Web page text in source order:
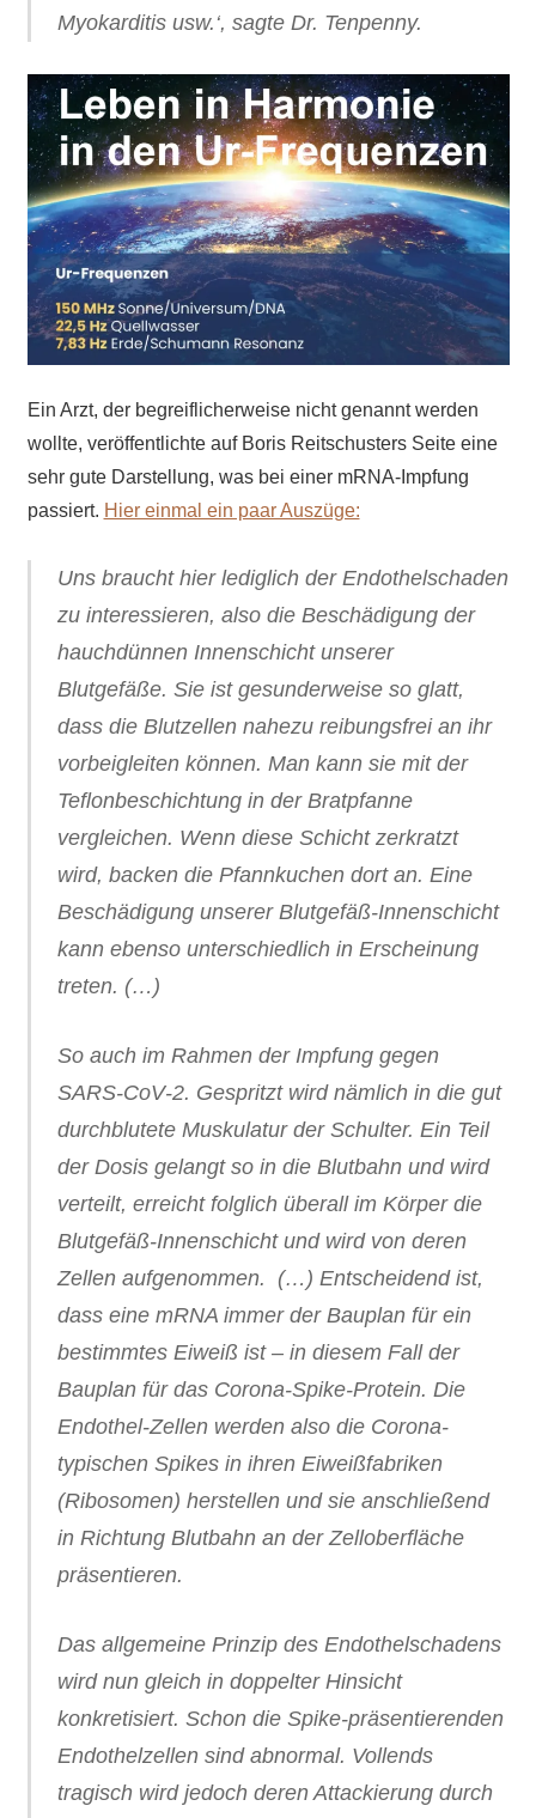
Myokarditis usw.‘, sagte Dr. Tenpenny.
Ein Arzt, der begreiflicherweise nicht genannt werden
wollte, veröffentlichte auf Boris Reitschusters Seite eine
sehr gute Darstellung, was bei einer mRNA-Impfung
passiert. Hier einmal ein paar Auszüge:
Uns braucht hier lediglich der Endothelschaden
zu interessieren, also die Beschädigung der
hauchdünnen Innenschicht unserer
Blutgefäße. Sie ist gesunderweise so glatt,
dass die Blutzellen nahezu reibungsfrei an ihr
vorbeigleiten können. Man kann sie mit der
Teflonbeschichtung in der Bratpfanne
vergleichen. Wenn diese Schicht zerkratzt
wird, backen die Pfannkuchen dort an. Eine
Beschädigung unserer Blutgefäß-Innenschicht
kann ebenso unterschiedlich in Erscheinung
treten. (…)
So auch im Rahmen der Impfung gegen
SARS-CoV‑2. Gespritzt wird nämlich in die gut
durchblutete Muskulatur der Schulter. Ein Teil
der Dosis gelangt so in die Blutbahn und wird
verteilt, erreicht folglich überall im Körper die
Blutgefäß-Innenschicht und wird von deren
Zellen aufgenommen. (…) Entscheidend ist,
dass eine mRNA immer der Bauplan für ein
bestimmtes Eiweiß ist – in diesem Fall der
Bauplan für das Corona-Spike-Protein. Die
Endothel-Zellen werden also die Corona-
typischen Spikes in ihren Eiweißfabriken
(Ribosomen) herstellen und sie anschließend
in Richtung Blutbahn an der Zelloberfläche
präsentieren.
Das allgemeine Prinzip des Endothelschadens
wird nun gleich in doppelter Hinsicht
konkretisiert. Schon die Spike-präsentierenden
Endothelzellen sind abnormal. Vollends
tragisch wird jedoch deren Attackierung durch